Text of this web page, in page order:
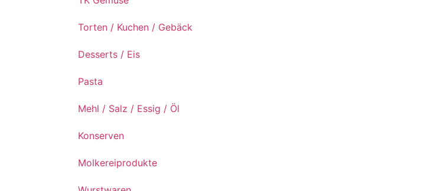
Torten / Kuchen / Gebäck
Desserts / Eis
Pasta
Mehl / Salz / Essig / Öl
Konserven
Molkereiprodukte